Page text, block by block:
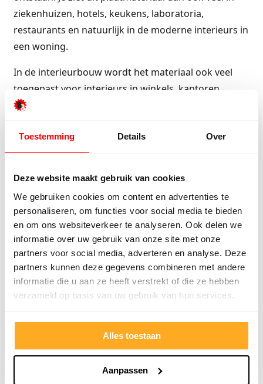
Toestemming Details Over
Deze website maakt gebruik van cookies
We gebruiken cookies om content en advertenties te
personaliseren, om functies voor social media te bieden
en om ons websiteverkeer te analyseren. Ook delen we
informatie over uw gebruik van onze site met onze
partners voor social media, adverteren en analyse. Deze
partners kunnen deze gegevens combineren met andere
informatie die u aan ze heeft verstrekt of die ze hebben
verzameld op basis van uw gebruik van hun services.
Alles toestaan
Aanpassen
ziekenhuizen, hotels, keukens, laboratoria,
restaurants en natuurlijk in de moderne interieurs in
een woning.
In de interieurbouw wordt het materiaal ook veel
toegepast voor interieurs in winkels, kantoren,
ziekenhuizen, restaurants en hotels. Je staat er
gebruikt. In elke modern openbaar gebouw, in de
medische wereld en horeca zie je dit oersterke
HPL als vloerbekleding
Omdat het materiaal zo sterk is wordt het ook
toegepast als vloerbedekking. Je kunt het vergelijken
met het gewone laminaat alleen is HPL-laminaat veel
sterker en slijtvaster. Je ziet deze vloeren dan ook
meestal voor commerciële doeleinden, want het is
het sterkste laminaat ter wereld. Hier hangt
natuurlijk ook een prijskaartje aan.